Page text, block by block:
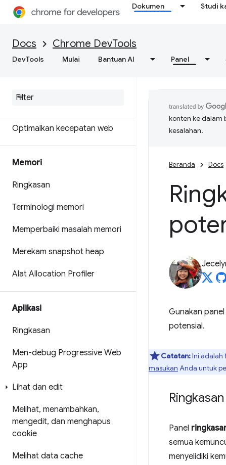
Dokumen Studi
Docs Chrome DevTools
DevTools Mulai Bantuan AI Panel
Dapatkan hasil analisis yang
performa situs Anda
Menyimpan rekaman aktivitas
Optimalkan kecepatan web
Memori
Ringkasan
Terminologi memori
Memperbaiki masalah memori
Merekam snapshot heap
Alat Allocation Profiler
Aplikasi
Ringkasan
Men-debug Progressive Web
App
Lihat dan edit
Melihat, menambahkan,
mengedit, dan menghapus
cookie
Melihat data cache
konten ke dalam
kesalahan.
Beranda Docs
Gunakan panel
potensial.
Catatan:Ini adalah
masukan Anda untuk
Ringkasan
Panel
semua
menyelidiki